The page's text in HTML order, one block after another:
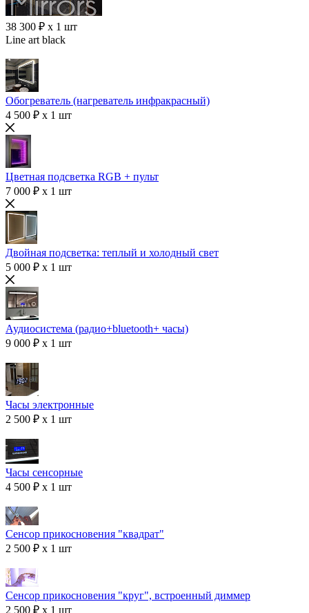
38 300 ₽ x 1 шт
Line art black
Обогреватель (нагреватель инфракрасный)
4 500 ₽ x 1 шт
Цветная подсветка RGB + пульт
7 000 ₽ x 1 шт
Двойная подсветка: теплый и холодный свет
5 000 ₽ x 1 шт
Аудиосистема (радио+bluetooth+ часы)
9 000 ₽ x 1 шт
Часы электронные
2 500 ₽ x 1 шт
Часы сенсорные
4 500 ₽ x 1 шт
Сенсор прикосновения "квадрат"
2 500 ₽ x 1 шт
Сенсор прикосновения "круг", встроенный диммер
2 500 ₽ x 1 шт